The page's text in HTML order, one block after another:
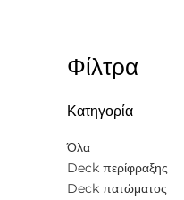
Φίλτρα
Κατηγορία
Όλα
Deck περίφραξης
Deck πατώματος